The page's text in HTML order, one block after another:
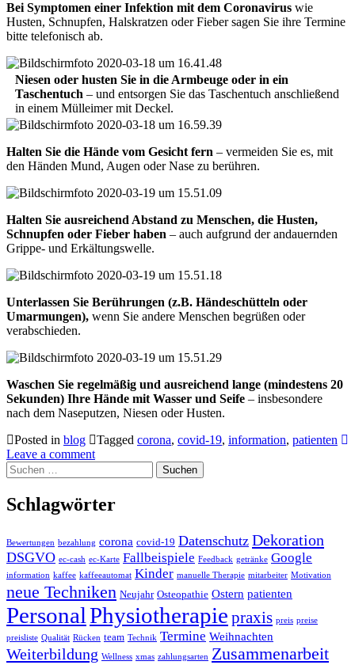
Bei Symptomen einer Infektion mit dem Coronavirus wie
Husten, Schnupfen, Halskratzen oder Fieber sagen Sie ihre Termine
bitte telefonisch ab.
Niesen oder husten Sie in die Armbeuge oder in ein
Taschentuch – und entsorgen Sie das Taschentuch anschließend
in einem Mülleimer mit Deckel.
Halten Sie die Hände vom Gesicht fern – vermeiden Sie es, mit
den Händen Mund, Augen oder Nase zu berühren.
Halten Sie ausreichend Abstand zu Menschen, die Husten,
Schnupfen oder Fieber haben – auch aufgrund der andauernden
Grippe- und Erkältungswelle.
Unterlassen Sie Berührungen (z.B. Händeschütteln oder
Umarmungen), wenn Sie andere Menschen begrüßen oder
verabschieden.
Waschen Sie regelmäßig und ausreichend lange (mindestens 20
Sekunden) Ihre Hände mit Wasser und Seife – insbesondere
nach dem Naseputzen, Niesen oder Husten.
Posted in blog Tagged corona, covid-19, information, patienten
Leave a comment
Suchen
nach:
Schlagwörter
Bewertungen bezahlung corona covid-19 Datenschutz Dekoration
DSGVO ec-cash ec-Karte Fallbeispiele Feedback getränke Google
information kaffee kaffeeautomat Kinder manuelle Therapie mitarbeiter Motivation
neue Techniken Neujahr Osteopathie Ostern patienten
PersonalPhysiotherapie praxis preis preise
preisliste Qualität Rücken team Technik Termine Weihnachten
Weiterbildung Wellness xmas zahlungsarten Zusammenarbeit